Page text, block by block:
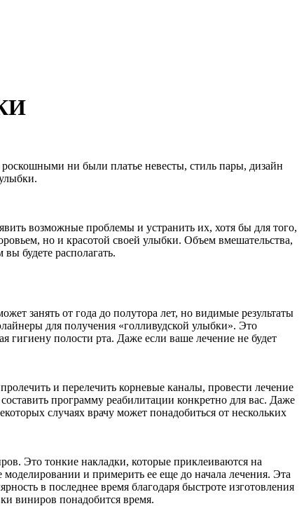
ни были платье невесты, стиль пары, дизайн
возможные проблемы и устранить их, хотя бы для того,
но и красотой своей улыбки. Объем вмешательства,
будете располагать.
занять от года до полутора лет, но видимые результаты
для получения «голливудской улыбки». Это
полости рта. Даже если ваше лечение не будет
и перелечить корневые каналы, провести лечение
программу реабилитации конкретно для вас. Даже
случаях врачу может понадобиться от нескольких
Это тонкие накладки, которые приклеиваются на
и примерить ее еще до начала лечения. Эта
в последнее время благодаря быстроте изготовления
виниров понадобится время.